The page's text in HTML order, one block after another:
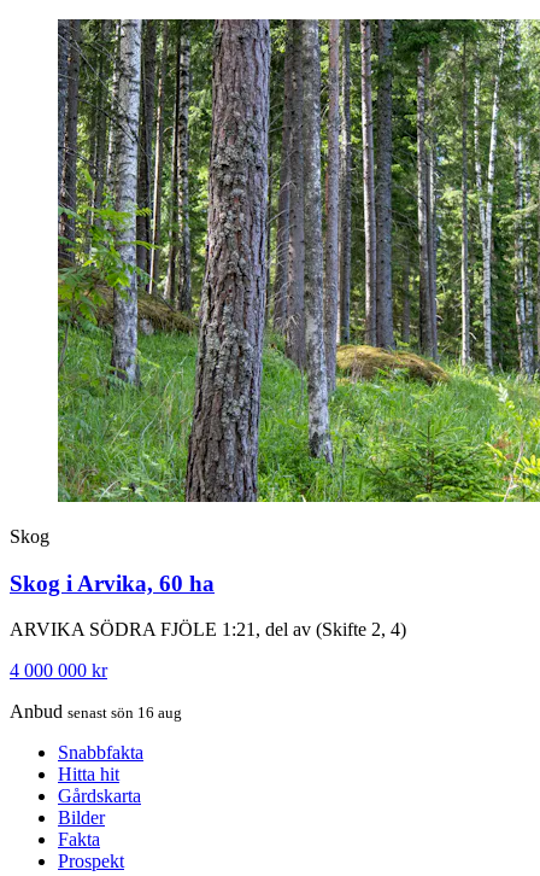
Skog
Skog i Arvika, 60 ha
ARVIKA SÖDRA FJÖLE 1:21, del av (Skifte 2, 4)
4 000 000 kr
Anbud senast sön 16 aug
Snabbfakta
Hitta hit
Gårdskarta
Bilder
Fakta
Prospekt